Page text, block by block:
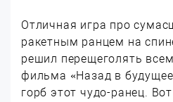
Отличная игра про
ракетным ранцем на
решил перещеголять
фильма «Назад в
горб этот чудо-ранец.